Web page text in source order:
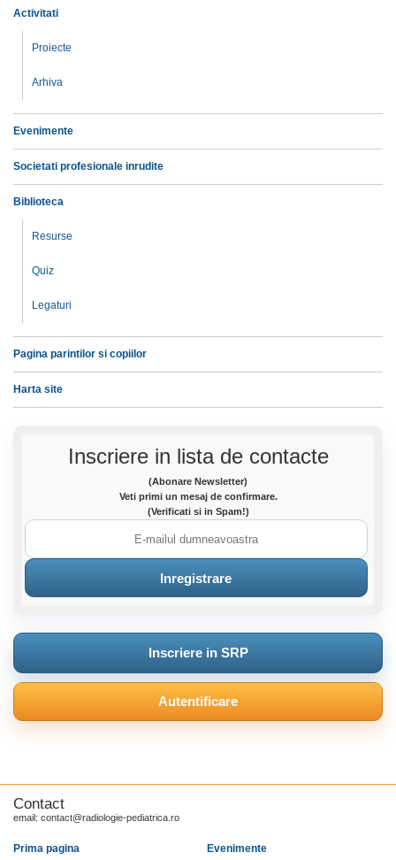
Activitati
Proiecte
Arhiva
Evenimente
Societati profesionale inrudite
Biblioteca
Resurse
Quiz
Legaturi
Pagina parintilor si copiilor
Harta site
Inscriere in lista de contacte
(Abonare Newsletter)
Veti primi un mesaj de confirmare.
(Verificati si in Spam!)
Inscriere in SRP
Autentificare
Contact
email: contact@radiologie-pediatrica.ro
Prima pagina Evenimente